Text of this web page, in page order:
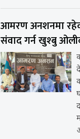
आमरण अनशनमा
संवाद गर्न खुश्बु